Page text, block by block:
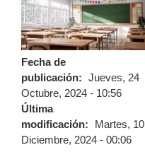
Fecha de
publicación: Jueves, 24
Octubre, 2024 - 10:56
Última
modificación:
Martes, 10
Diciembre, 2024 - 00:06